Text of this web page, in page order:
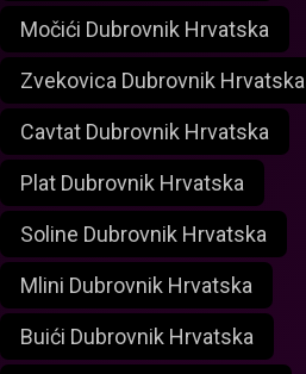
Močići Dubrovnik Hrvatska
Zvekovica Dubrovnik Hrvatska
Cavtat Dubrovnik Hrvatska
Plat Dubrovnik Hrvatska
Soline Dubrovnik Hrvatska
Mlini Dubrovnik Hrvatska
Buići Dubrovnik Hrvatska